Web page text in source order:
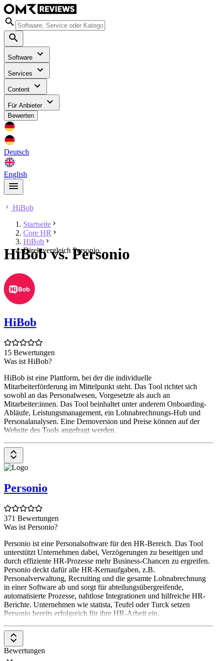
Software
Services
Content
Für Anbieter
Bewerten
Deutsch
English
HiBob
Startseite
Core HR
HiBob
Direktvergleich Personio
HiBob vs. Personio
HiBob
15 Bewertungen
Was ist HiBob?
HiBob ist eine Plattform, bei der die individuelle
Mitarbeiterförderung im Mittelpunkt steht. Das Tool richtet sich
sowohl an das Personalwesen, Vorgesetzte als auch an
Mitarbeiter:innen. Das Tool beinhaltet unter anderem Onboarding-
Abläufe, Leistungsmanagement, ein Lohnabrechnungs-Hub und
Personalanalysen. Eine Demoversion und Preise können auf der
Website des Tools angefragt werden.
Personio
371 Bewertungen
Was ist Personio?
Personio ist eine Personalsoftware für den HR-Bereich. Das Tool
unterstützt Unternehmen dabei, Verzögerungen zu beseitigen und
durch effiziente HR-Prozesse mehr Business-Chancen zu ergreifen.
Personio deckt dafür alle HR-Kernaufgaben, z.B.
Personalverwaltung, Recruiting und die gesamte Lohnabrechnung
in einer Software ab und sorgt für abteilungsübergreifende,
automatisierte Prozesse, nahtlose Integrationen und hilfreiche HR-
Berichte. Unternehmen wie statista, Teufel oder Turck setzen
Personio bereits erfolgreich für ihre HR-Arbeit ein.
Bewertungen